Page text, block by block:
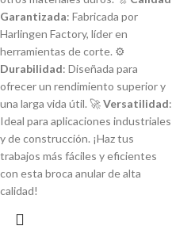
Garantizada: Fabricada por
Harlingen Factory, líder en
herramientas de corte. ⚙️
Durabilidad: Diseñada para
ofrecer un rendimiento superior y
una larga vida útil. 🚀Versatilidad:
Ideal para aplicaciones industriales
y de construcción. ¡Haz tus
trabajos más fáciles y eficientes
con esta broca anular de alta
calidad!